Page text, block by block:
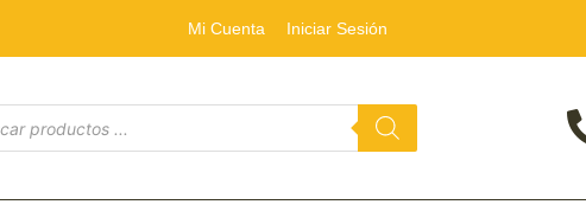
Mi Cuenta Iniciar Sesión